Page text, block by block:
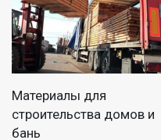
Материалы для
строительства домов и
бань